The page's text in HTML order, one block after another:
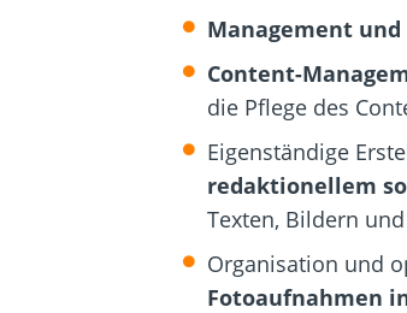
Management
Content-
die Pflege des
Eigenständige
redaktionellem
Texten, Bildern
Organisation und
Fotoaufnahmen